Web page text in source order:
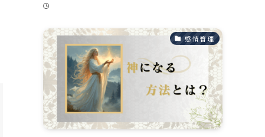
感情管理